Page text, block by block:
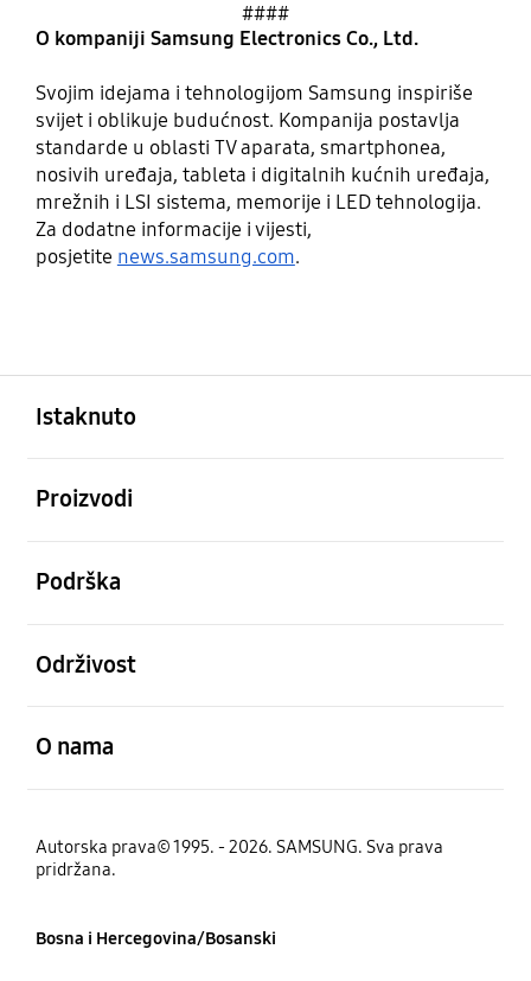
####
O kompaniji Samsung Electronics Co., Ltd.
Svojim idejama i tehnologijom Samsung inspiriše
svijet i oblikuje budućnost. Kompanija postavlja
standarde u oblasti TV aparata, smartphonea,
nosivih uređaja, tableta i digitalnih kućnih uređaja,
mrežnih i LSI sistema, memorije i LED tehnologija.
Za dodatne informacije i vijesti,
posjetite news.samsung.com.
Istaknuto
Proizvodi
Podrška
Održivost
O nama
Autorska prava© 1995. - 2026. SAMSUNG. Sva prava
pridržana.
Bosna i Hercegovina/Bosanski